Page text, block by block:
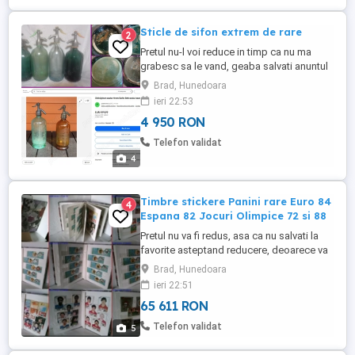
4
2 Sticle de sifon extrem de rare
Pretul nu-l voi reduce in timp ca nu ma
grabesc sa le vand, geaba salvati anuntul
in favorite crezand ca-l scad, normal il
cresc constant Doar 4950 lei negociabil
toate la pachet, oricum valoreaza mai mult
de atat dupa cum se si vede in foto
exemplu Nu le dau separat Nu le trimit cu
Brad, Hunedoara
ieri 22:53
4 950 RON
Telefon validat
5
4
Timbre stickere Panini rare Euro 84
Espana 82 Jocuri Olimpice 72 si 88
Pretul nu va fi redus, asa ca nu salvati la
favorite asteptand reducere, deoarece va
creste treptat. Pret: doar 12.500 euro usor
negociabil, oricum are valoare mult mai
mare de atat. Nu vand separat, nu trimit cu
ramburs si nu ma grabesc sa vand, fiind
bine conservat. Ignor si blochez instant pe
Brad, Hunedoara
ieri 22:51
65 611 RON
Telefon validat